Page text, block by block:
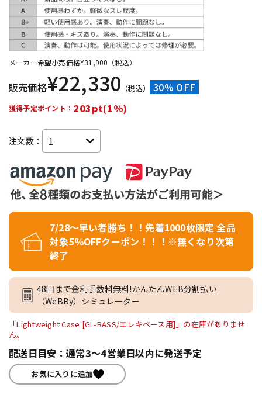
メーカー希望小売価格¥31,900 （税込）
販売価格¥22,330 （税込） 30% OFF
獲得予定ポイント： 203pt(1%)
注文数：
7/28～早い者勝ち！！先着1000枚限定 全品
対象5％OFFクーポン！！！※無くなり次第
終了
48回まで金利手数料無料!かんたんWEB分割払い
（WeBBy）シミュレーター
「Lightweight Case [GL-BASS/エレキベース用]」の在庫がありませ
ん。
配送日目安：通常3～4営業日以内に発送予定
お気に入りに追加